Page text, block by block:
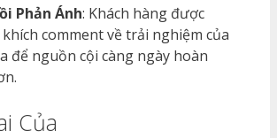
Phản Ánh: Khách hàng được
comment về trải nghiệm của
để nguồn cội càng ngày hoàn
Của